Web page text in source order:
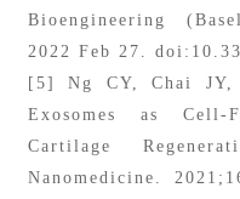
Bioengineering
2022 Feb 27.
[5] Ng CY, Chai
Exosomes as
Cartilage
Nanomedicine.